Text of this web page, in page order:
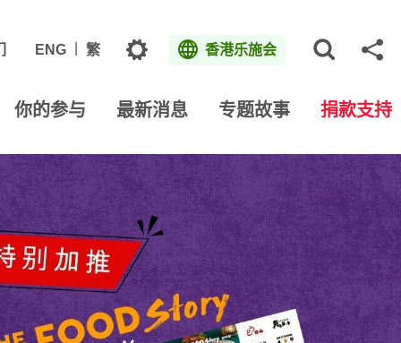
ENG 繁 主题 香港乐施会
你的参与 最新消息 专题故事 捐款支持